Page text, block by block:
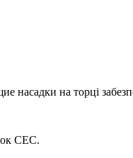
насадки на торці
СЕС.